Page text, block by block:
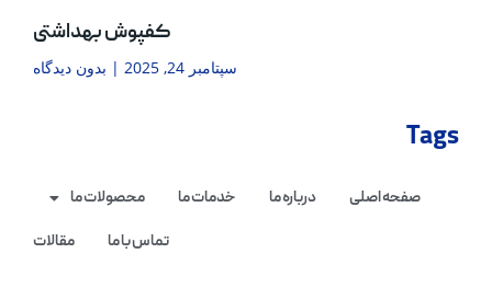
کفپوش بهداشتی
سپتامبر 24, 2025 بدون دیدگاه
Tags
صفحه اصلی درباره ما خدمات ما
محصولات ما
تماس با ما
مقالات